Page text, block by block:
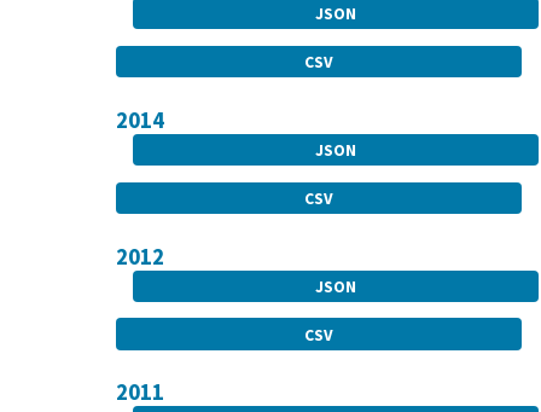
JSON
CSV
2014
JSON
CSV
2012
JSON
CSV
2011